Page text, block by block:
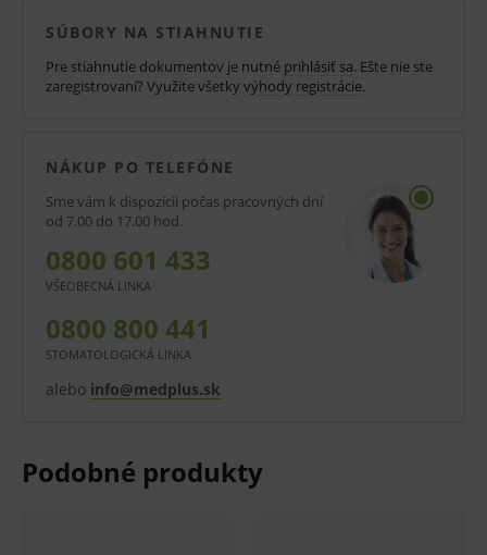
vlastnosti.
Štandard odtiene majú zdokonalený
chameleón efekt.
Odtiene X: odolnejšie, RTG kontrastnejšie, viac
naplnené a transparentné: X-A1, X-A2, X-A3, X-
Výrobca: GC
Balenie:
1 * 5 g striekačka Gradia Direct X.
V prípade porušenia zapečateného obalu tohto
hygienických dôvodov možné odstúpiť od kúpnej
SÚBORY NA STIAHNUTIE
Pre stiahnutie dokumentov je nutné prihlásiť sa. Ešte nie ste
zaregistrovaní? Využite všetky výhody registrácie.
NÁKUP PO TELEFÓNE
Sme vám k dispozícii počas pracovných dní
od 7.00 do 17.00 hod.
0800 601 433
VŠEOBECNÁ LINKA
0800 800 441
STOMATOLOGICKÁ LINKA
alebo info@medplus.sk